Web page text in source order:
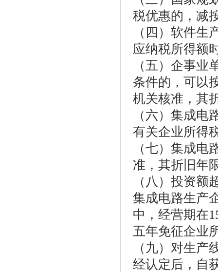
税优惠的，减
（四）软件
应纳税所得额
（五）企事
条件的，可以
机关核准，其
（六）集成
有关企业所得
（七）集成
准，其折旧年
（八）投资额
集成电路生产
中，经营期在
五年免征企业
（九）对生
经认定后，自